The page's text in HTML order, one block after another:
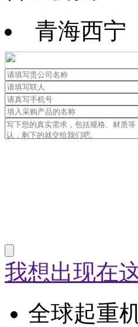
青海西宁
我想出现在
全球起重